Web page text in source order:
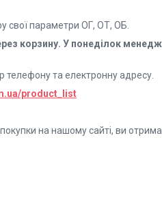
свої параметри ОГ, ОТ, ОБ.
корзину. У понеділок
та електронну адресу.
product_list
на нашому сайті, ви